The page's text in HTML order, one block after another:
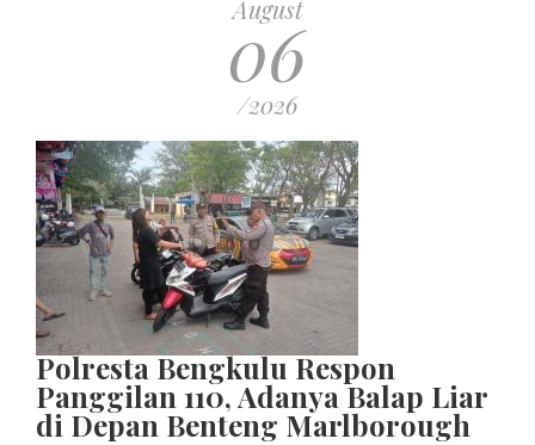
August
06
/2026
Polresta Bengkulu Respon
Panggilan 110, Adanya Balap Liar
di Depan Benteng Marlborough